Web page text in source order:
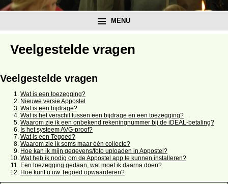
MENU
Veelgestelde vragen
Veelgestelde vragen
Wat is een toezegging?
Nieuwe versie Appostel
Wat is een bijdrage?
Wat is het verschil tussen een bijdrage en een toezegging?
Waarom zie ik een onbekend rekeningnummer bij de iDEAL-betaling?
Is het systeem AVG-proof?
Wat is een Tegoed?
Waarom zie ik soms maar één collecte?
Hoe kan ik mijn gegevens/foto uploaden in Appostel?
Wat heb ik nodig om de Appostel app te kunnen installeren?
Een toezegging gedaan, wat moet ik daarna doen?
Hoe kunt u uw Tegoed opwaarderen?